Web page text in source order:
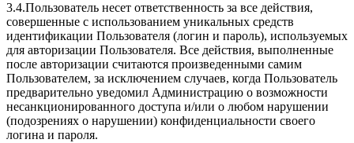
3.4.Пользователь несет ответственность за все действия,
совершенные с использованием уникальных средств
идентификации Пользователя (логин и пароль), используемых
для авторизации Пользователя. Все действия, выполненные
после авторизации считаются произведенными самим
Пользователем, за исключением случаев, когда Пользователь
предварительно уведомил Администрацию о возможности
несанкционированного доступа и/или о любом нарушении
(подозрениях о нарушении) конфиденциальности своего
логина и пароля.